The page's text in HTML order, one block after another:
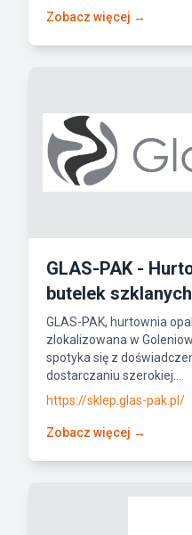
Zobacz więcej →
GLAS-PAK -
butelek szklanych
GLAS-PAK, hurtownia
zlokalizowana w
spotyka się z
dostarczaniu szerokiej...
https://sklep.glas-pak.pl/
Zobacz więcej →